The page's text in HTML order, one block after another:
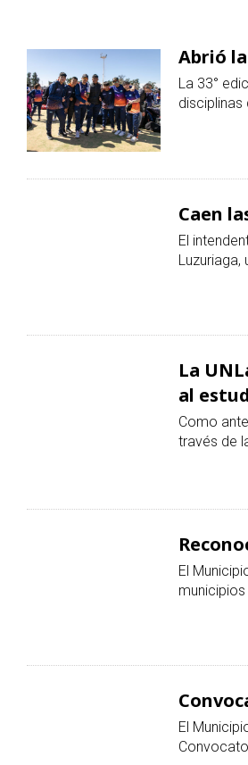
categoría
Abrió
La 33°
Caen
El
Luzuriaga,
La
al
Como
través de
El
El